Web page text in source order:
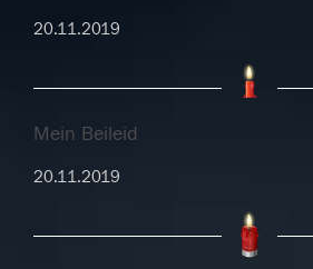
20.11.2019
Mein Beileid
20.11.2019